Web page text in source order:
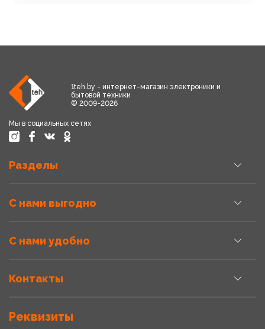
1teh.by - интернет-магазин электроники и
бытовой техники
© 2009-2026
Мы в социальных сетях
Разделы
С нами выгодно
С нами удобно
Контакты
Реквизиты